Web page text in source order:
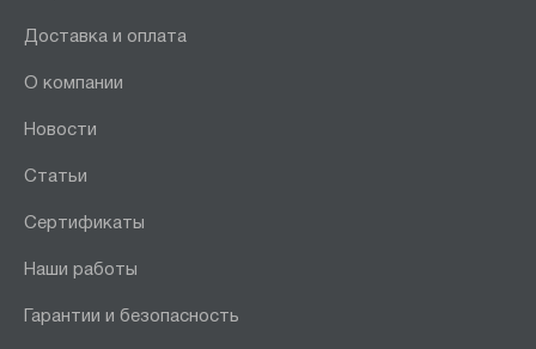
Доставка и оплата
О компании
Новости
Статьи
Сертификаты
Наши работы
Гарантии и безопасность